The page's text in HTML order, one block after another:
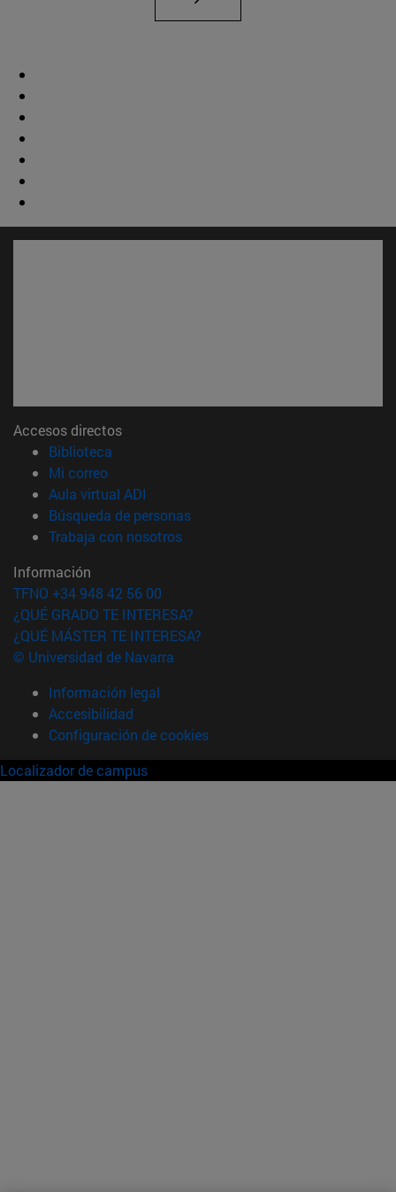
Accesos directos
Biblioteca
Mi correo(abre en nueva ventana)
Aula virtual ADI
Búsqueda de personas(abre en nueva ventana)
Trabaja con nosotros(abre en nueva ventana)
Información
TFNO +34 948 42 56 00
¿QUÉ GRADO TE INTERESA?
¿QUÉ MÁSTER TE INTERESA?
© Universidad de Navarra
Información legal
Accesibilidad
Configuración de cookies
Localizador de campus